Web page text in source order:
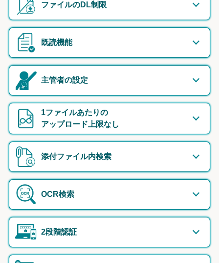
ファイルのDL制限
既読機能
主管者の設定
1ファイルあたりの
アップロード上限なし
添付ファイル内検索
OCR検索
2段階認証